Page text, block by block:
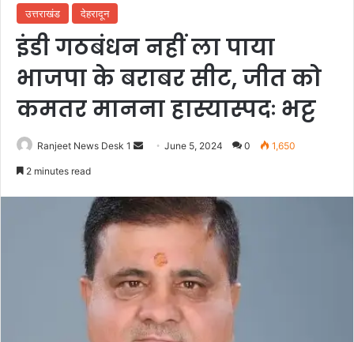
उत्तराखंड देहरादून
इंडी गठबंधन नहीं ला पाया
भाजपा के बराबर सीट, जीत को
कमतर मानना हास्यास्पदः भट्ट
Ranjeet News Desk 1
d
a
m
a
i
l
June 5, 2024 0 1,650
2 minutes read